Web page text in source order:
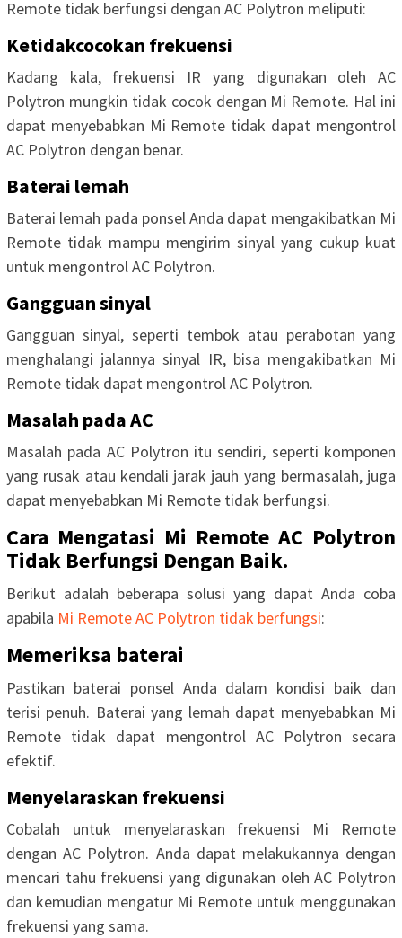
Remote tidak berfungsi dengan AC Polytron meliputi:
Ketidakcocokan frekuensi
Kadang kala, frekuensi IR yang digunakan oleh AC
Polytron mungkin tidak cocok dengan Mi Remote. Hal ini
dapat menyebabkan Mi Remote tidak dapat mengontrol
AC Polytron dengan benar.
Baterai lemah
Baterai lemah pada ponsel Anda dapat mengakibatkan Mi
Remote tidak mampu mengirim sinyal yang cukup kuat
untuk mengontrol AC Polytron.
Gangguan sinyal
Gangguan sinyal, seperti tembok atau perabotan yang
menghalangi jalannya sinyal IR, bisa mengakibatkan Mi
Remote tidak dapat mengontrol AC Polytron.
Masalah pada AC
Masalah pada AC Polytron itu sendiri, seperti komponen
yang rusak atau kendali jarak jauh yang bermasalah, juga
dapat menyebabkan Mi Remote tidak berfungsi.
Cara Mengatasi Mi Remote AC Polytron
Tidak Berfungsi Dengan Baik.
Berikut adalah beberapa solusi yang dapat Anda coba
apabila Mi Remote AC Polytron tidak berfungsi:
Memeriksa baterai
Pastikan baterai ponsel Anda dalam kondisi baik dan
terisi penuh. Baterai yang lemah dapat menyebabkan Mi
Remote tidak dapat mengontrol AC Polytron secara
efektif.
Menyelaraskan frekuensi
Cobalah untuk menyelaraskan frekuensi Mi Remote
dengan AC Polytron. Anda dapat melakukannya dengan
mencari tahu frekuensi yang digunakan oleh AC Polytron
dan kemudian mengatur Mi Remote untuk menggunakan
frekuensi yang sama.